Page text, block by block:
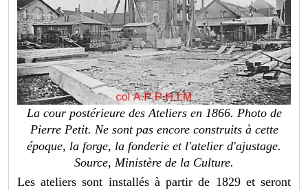
La cour postérieure des Ateliers en 1866. Photo de
Pierre Petit. Ne sont pas encore construits à cette
époque, la forge, la fonderie et l'atelier d'ajustage.
Source, Ministère de la Culture.
Les ateliers sont installés à partir de 1829 et seront